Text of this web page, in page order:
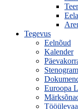
Tegevus
Eelnõud
Kalender
Euroopa